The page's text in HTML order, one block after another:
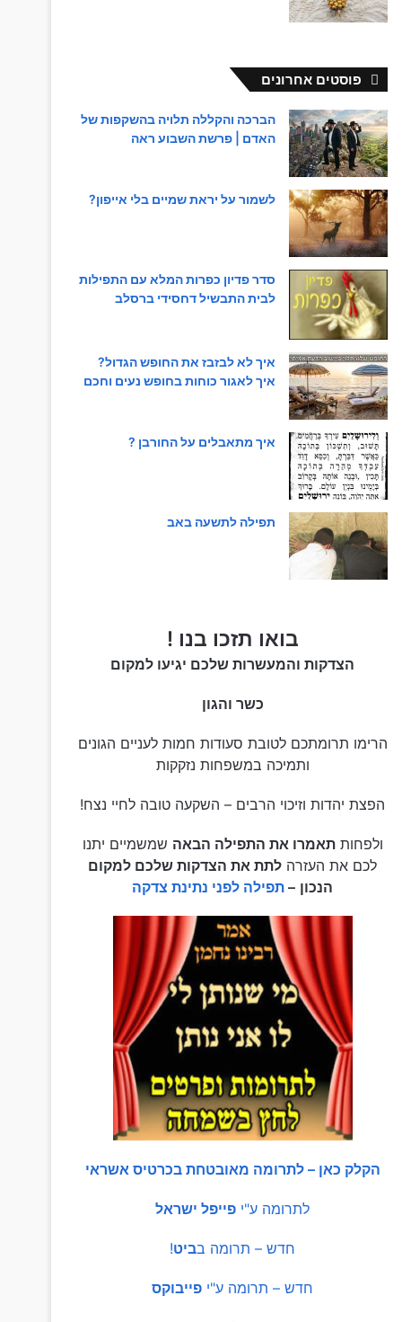
פוסטים אחרונים
הברכה והקללה תלויה בהשקפות של
האדם | פרשת השבוע ראה
לשמור על יראת שמיים בלי אייפון?
סדר פדיון כפרות המלא עם התפילות
לבית התבשיל דחסידי ברסלב
איך לא לבזבז את החופש הגדול?
איך לאגור כוחות בחופש נעים וחכם
איך מתאבלים על החורבן ?
תפילה לתשעה באב
בואו תזכו בנו !
הצדקות והמעשרות שלכם יגיעו למקום
כשר והגון
הרימו תרומתכם לטובת סעודות חמות לעניים הגונים
ותמיכה במשפחות נזקקות
הפצת יהדות וזיכוי הרבים – השקעה טובה לחיי נצח!
ולפחותתאמרו את התפילה הבאה שמשמיים יתנו
לכם את העזרה לתת את הצדקות שלכם למקום
הנכון – תפילה לפני נתינת צדקה
הקלק כאן – לתרומה מאובטחת בכרטיס אשראי
לתרומה ע"י פייפל ישראל
חדש – תרומה בביט!
חדש – תרומה ע"י פייבוקס